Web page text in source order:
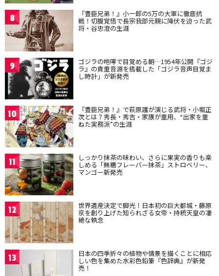
8 『豊臣兄弟！』小一郎の5万の大軍に徹底抗
戦！切腹覚悟で長宗我部元親に降伏を迫った武
将・谷忠澄の生涯
9 ゴジラの咆哮で目覚める朝…1954年公開『ゴジ
ラ』の貴重音源を搭載した「ゴジラ音声目覚ま
し時計」が新発売
10 『豊臣兄弟！』で萩原護が演じる武将・小堀正
次とは？秀長・秀吉・家康が重用、“出家を重
ねた実務派”の生涯
11 しっかり抹茶の味わい、さらに果実の香りも楽
しめる「無糖フレーバー抹茶」ストロベリー、
マンゴー新発売
12 世界遺産決定で脚光！日本初の巨大都城・藤原
京を創り上げた知られざる女帝・持統天皇の凄
絶な執念
13 日本の四季折々の植物や情景を描くことに相応
しい色を集めた水彩色鉛筆『色辞典』が新発
売！